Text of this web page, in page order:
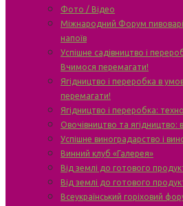
Фото / Відео
Міжнародний Форум
напоїв
Успішне садівництво і
Вчимося перемагати!
Ягідництво і переробка в
перемагати!
Ягідництво і переробка:
Овочівництво та ягідництво:
Успішне виноградарство і
Винний клуб «Галерея»
Від землі до готового
Від землі до готового
Всеукраїнський горіховий